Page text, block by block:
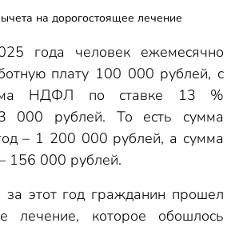
на дорогостоящее лечение
года человек ежемесячно
плату 100 000 рублей, с
НДФЛ по ставке 13 %
000 рублей. То есть сумма
– 1 200 000 рублей, а сумма
156 000 рублей.
за этот год гражданин прошел
лечение, которое обошлось